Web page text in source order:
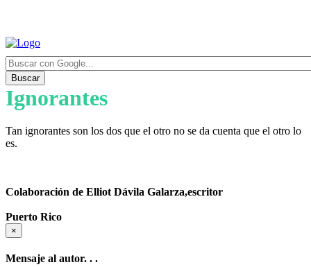
Buscar
Ignorantes
Tan ignorantes son los dos que el otro no se da cuenta que el otro lo
es.
Colaboración de Elliot Dávila Galarza,escritor
Puerto Rico
×
Mensaje al autor. . .